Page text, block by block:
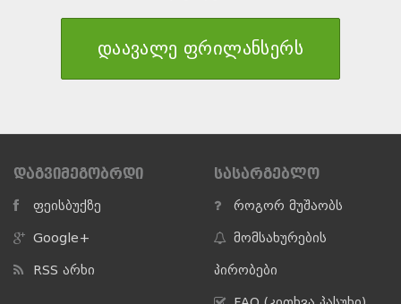
დაავალე ფრილანსერს
ᲓᲐᲒᲕᲘᲛᲔᲒᲝᲑᲠᲓᲘ
ფეისბუქზე
Google+
RSS არხი
ᲡᲐᲡᲐᲠᲒᲔᲑᲚᲝ
როგორ მუშაობს
მომსახურების
პირობები